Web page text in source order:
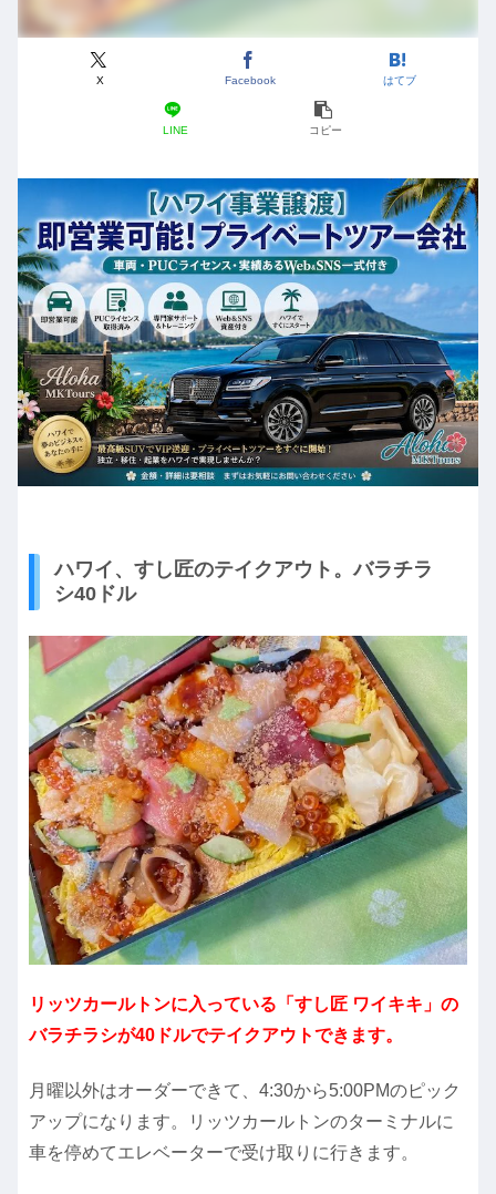
X Facebook はてブ
LINE コピー
ハワイ、すし匠のテイクアウト。バラチラ
シ40ドル
リッツカールトンに入っている「すし匠 ワイキキ」の
バラチラシが40ドルでテイクアウトできます。
月曜以外はオーダーできて、4:30から5:00PMのピック
アップになります。リッツカールトンのターミナルに
車を停めてエレベーターで受け取りに行きます。